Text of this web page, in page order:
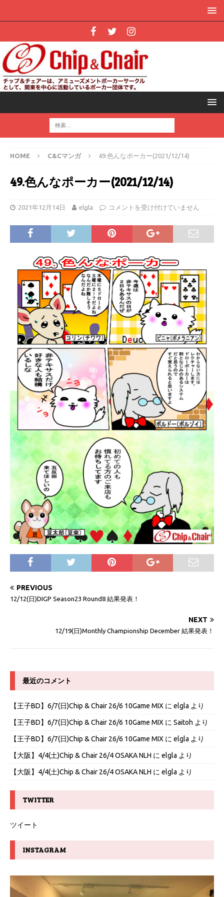
HOME C&Cマンガ 49.色んなポーカー(2021/12/14)
49.色んなポーカー(2021/12/14)
2021年12月14日 elgla コメントを受け付けていません
PREVIOUS
12/12(日)DIGP Season23 Round8 結果発表！
NEXT
12/19(日)Monthly Championship December 結果発表！
最近のコメント
【王子BD】6/7(日)Chip & Chair 26/6 10Game MIX に elgla より
【王子BD】6/7(日)Chip & Chair 26/6 10Game MIX に Saitoh より
【王子BD】6/7(日)Chip & Chair 26/6 10Game MIX に elgla より
【大阪】4/4(土)Chip & Chair 26/4 OSAKA NLH に elgla より
【大阪】4/4(土)Chip & Chair 26/4 OSAKA NLH に elgla より
TWITTER
ツイート
INSTAGRAM